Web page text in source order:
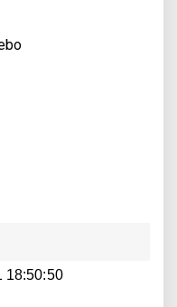
18:50:50